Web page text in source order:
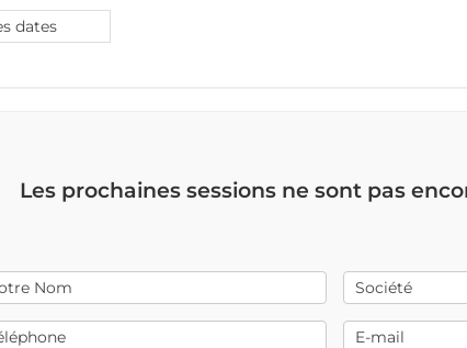
Les prochaines sessions ne sont pas